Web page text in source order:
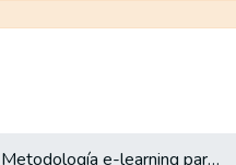
Metodología e-learning para la formación profesional sobre proyectos interdisciplinarios a docentes de bachillerato técnico